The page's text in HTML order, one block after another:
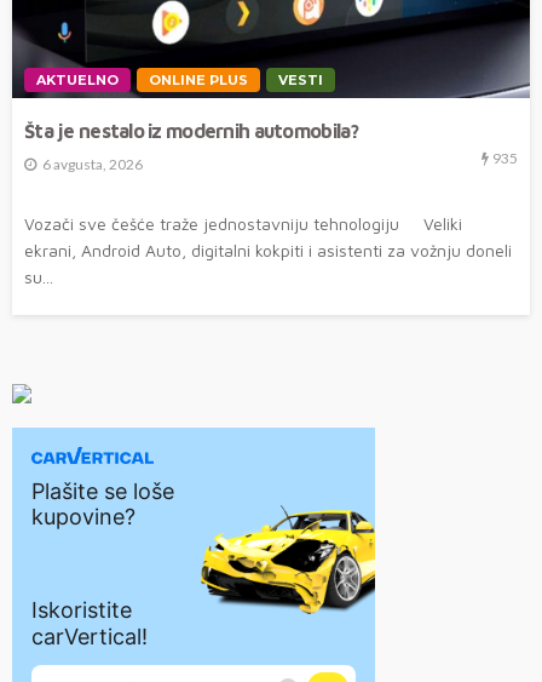
AKTUELNO ONLINE PLUS VESTI
Šta je nestalo iz modernih automobila?
6 avgusta, 2026 935
Vozači sve češće traže jednostavniju tehnologiju Veliki
ekrani, Android Auto, digitalni kokpiti i asistenti za vožnju doneli
su...